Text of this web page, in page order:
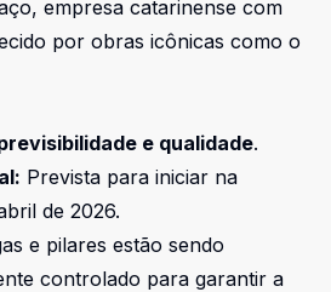
empresa catarinense com
por obras icônicas como o
e qualidade.
Prevista para iniciar na
de 2026.
e pilares estão sendo
controlado para garantir a